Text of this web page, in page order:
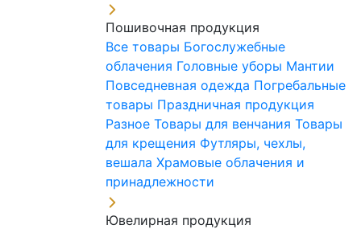
Пошивочная продукция
Все товары Богослужебные
облачения Головные уборы Мантии
Повседневная одежда Погребальные
товары Праздничная продукция
Разное Товары для венчания Товары
для крещения Футляры, чехлы,
вешала Храмовые облачения и
принадлежности
Ювелирная продукция